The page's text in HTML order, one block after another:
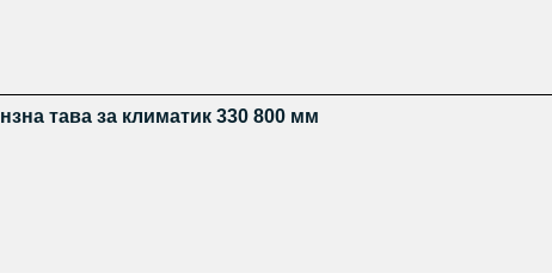
тава за климатик 330 800 мм